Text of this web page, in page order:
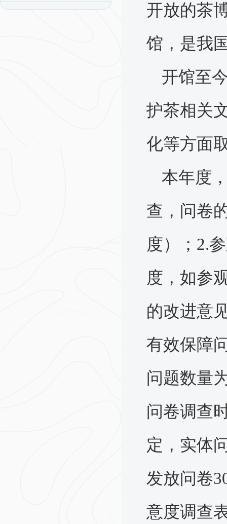
开放的茶
馆，是我
开馆至
护茶相关
化等方面
本年度
查，问卷
度）；2.
度，如参
的改进意
有效保障
问题数量
问卷调查
定，实体
发放问卷
意度调查